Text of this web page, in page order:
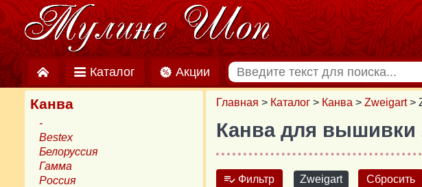
Каталог Акции
Главная > Каталог > Канва > Zweigart>
Канва для вышивки
Фильтр Zweigart Сбросить
Канва
-
Bestex
Белоруссия
Гамма
Россия